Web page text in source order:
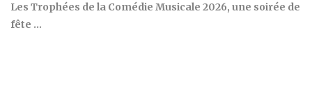
Les Trophées de la Comédie Musicale 2026, une soirée de
fête …